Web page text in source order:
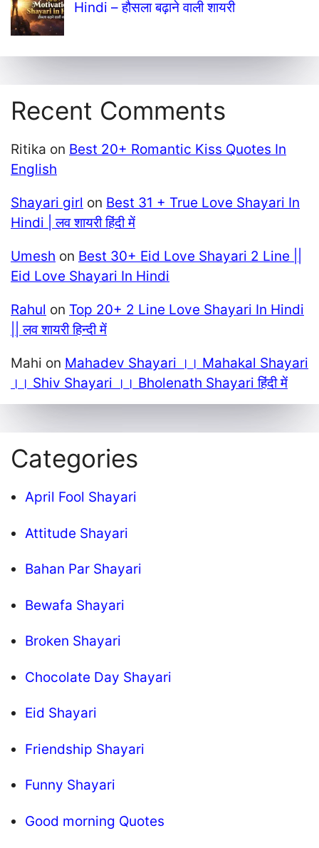
Hindi – हौसला बढ़ाने वाली शायरी
Recent Comments
Ritika on Best 20+ Romantic Kiss Quotes In
English
Shayari girl on Best 31 + True Love Shayari In
Hindi | लव शायरी हिंदी में
Umesh on Best 30+ Eid Love Shayari 2 Line ||
Eid Love Shayari In Hindi
Rahul on Top 20+ 2 Line Love Shayari In Hindi
|| लव शायरी हिन्दी में
Mahi on Mahadev Shayari ।। Mahakal Shayari
।। Shiv Shayari ।। Bholenath Shayari हिंदी में
Categories
April Fool Shayari
Attitude Shayari
Bahan Par Shayari
Bewafa Shayari
Broken Shayari
Chocolate Day Shayari
Eid Shayari
Friendship Shayari
Funny Shayari
Good morning Quotes